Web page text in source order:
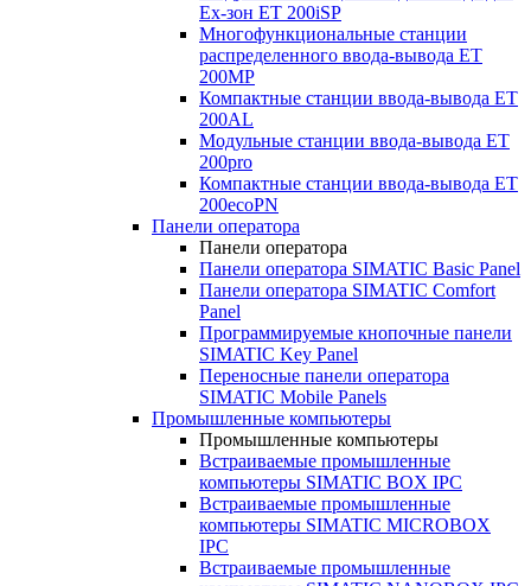
Ex-зон ET 200iSP
Многофункциональные станции
распределенного ввода-вывода ET
200MP
Компактные станции ввода-вывода ET
200AL
Модульные станции ввода-вывода ET
200pro
Компактные станции ввода-вывода ET
200ecoPN
Панели оператора
Панели оператора
Панели оператора SIMATIC Basic Panel
Панели оператора SIMATIC Comfort
Panel
Программируемые кнопочные панели
SIMATIC Key Panel
Переносные панели оператора
SIMATIC Mobile Panels
Промышленные компьютеры
Промышленные компьютеры
Встраиваемые промышленные
компьютеры SIMATIC BOX IPC
Встраиваемые промышленные
компьютеры SIMATIC MICROBOX
IPC
Встраиваемые промышленные